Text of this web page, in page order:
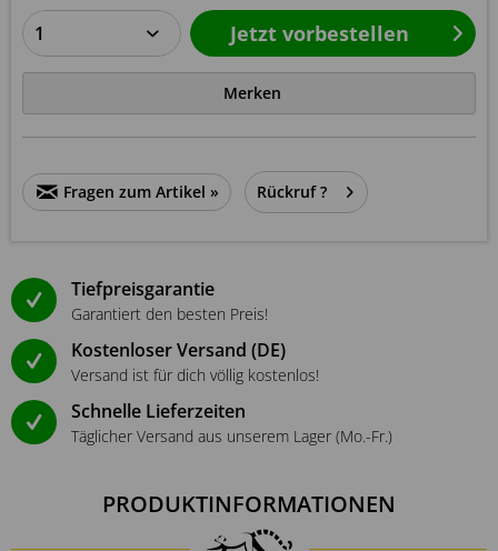
Jetzt vorbestellen
Merken
Fragen zum Artikel » Rückruf ?
Tiefpreisgarantie
Garantiert den besten Preis!
Kostenloser Versand (DE)
Versand ist für dich völlig kostenlos!
Schnelle Lieferzeiten
Täglicher Versand aus unserem Lager (Mo.-Fr.)
PRODUKTINFORMATIONEN